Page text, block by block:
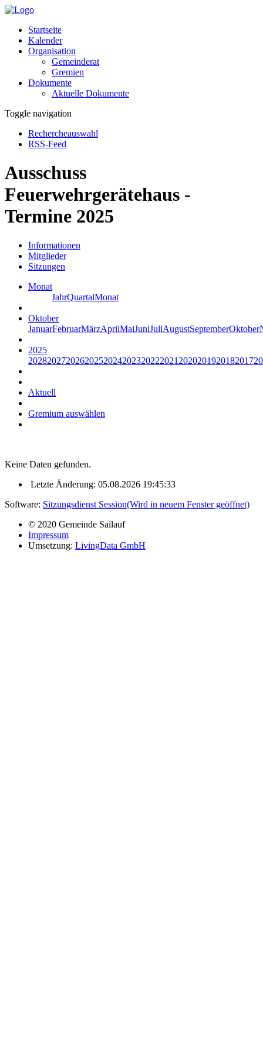
Startseite
Kalender
Organisation
Gemeinderat
Gremien
Dokumente
Aktuelle Dokumente
Toggle navigation
Rechercheauswahl
RSS-Feed
Ausschuss
Feuerwehrgerätehaus -
Termine 2025
Informationen
Mitglieder
Sitzungen
Monat
JahrQuartalMonat
Oktober
JanuarFebruarMärzAprilMaiJuniJuliAugustSeptemberOktober
2025
20282027202620252024202320222021 2020201920182017
Aktuell
Gremium auswählen
Keine Daten gefunden.
Letzte Änderung: 05.08.2026 19:45:33
Software: Sitzungsdienst Session(Wird in neuem Fenster geöffnet)
© 2020 Gemeinde Sailauf
Impressum
Umsetzung: LivingData GmbH